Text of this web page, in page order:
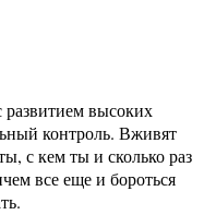
высоких
контроль. Вживят
с кем ты и сколько раз
все еще и бороться